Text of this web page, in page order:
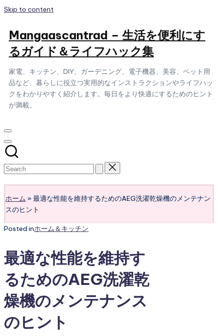
Skip to content
Mangaascantrad – 生活を便利にす
るガイド＆ライフハック集
家電、キッチン、DIY、ガーデニング、電子機器、美容、ペット用
品など、暮らしに役立つ実用的なインストラクションやライフハッ
クをわかりやすく紹介します。毎日をより快適にするためのヒント
が満載。
ホーム » 最適な性能を維持するためのAEG洗濯乾燥機のメンテナン
スのヒント
Posted inホーム＆キッチン
最適な性能を維持す
るためのAEG洗濯乾
燥機のメンテナンス
のヒント